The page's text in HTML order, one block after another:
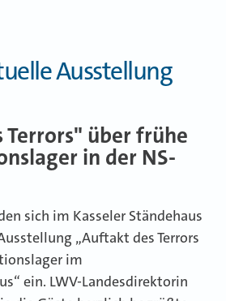
Ausstellung
über frühe
in der NS-
sich im Kasseler Ständehaus
„Auftakt des Terrors
im
ein. LWV-Landesdirektorin